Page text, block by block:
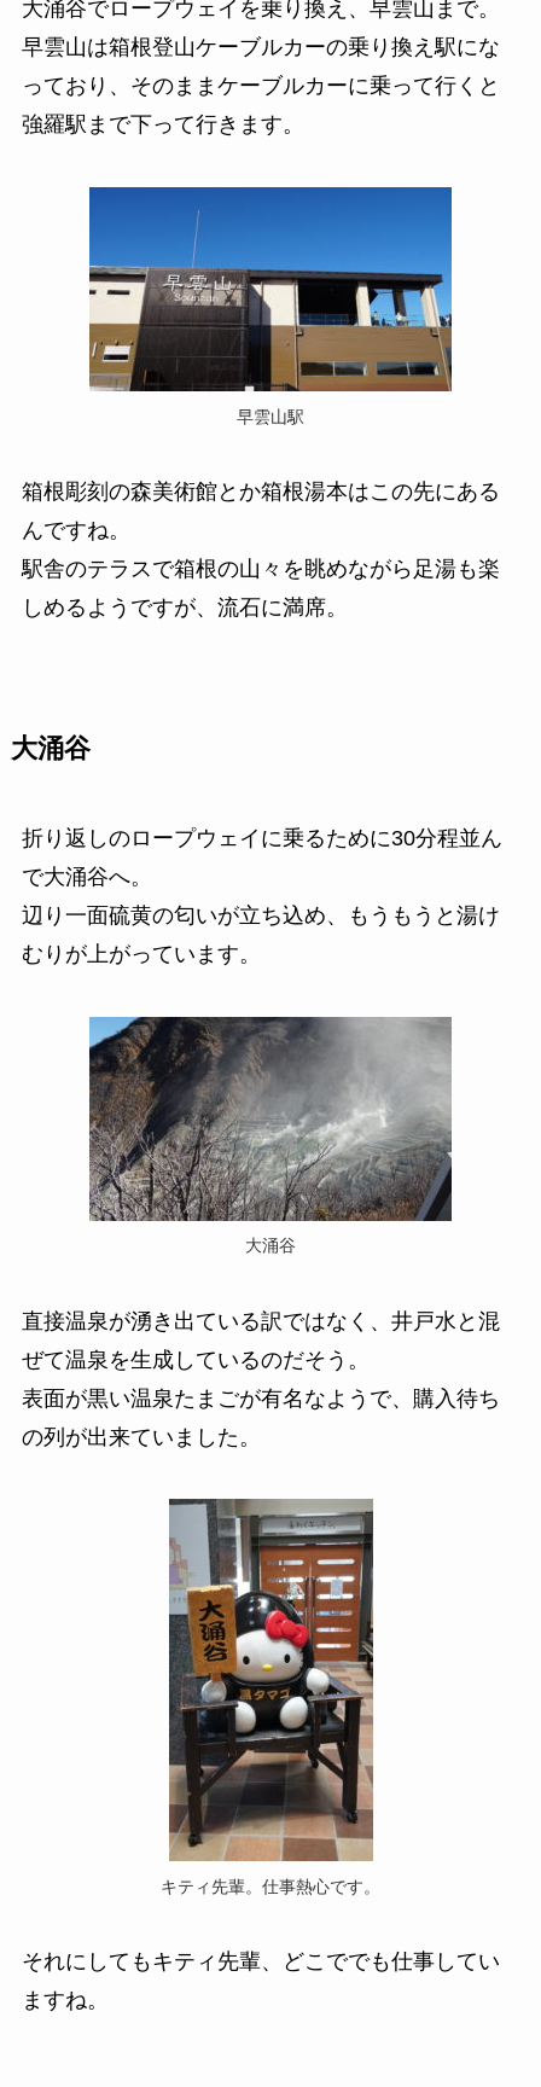
大涌谷でロープウェイを乗り換え、早雲山まで。
早雲山は箱根登山ケーブルカーの乗り換え駅にな
っており、そのままケーブルカーに乗って行くと
強羅駅まで下って行きます。
早雲山駅
箱根彫刻の森美術館とか箱根湯本はこの先にある
んですね。
駅舎のテラスで箱根の山々を眺めながら足湯も楽
しめるようですが、流石に満席。
大涌谷
折り返しのロープウェイに乗るために30分程並ん
で大涌谷へ。
辺り一面硫黄の匂いが立ち込め、もうもうと湯け
むりが上がっています。
大涌谷
直接温泉が湧き出ている訳ではなく、井戸水と混
ぜて温泉を生成しているのだそう。
表面が黒い温泉たまごが有名なようで、購入待ち
の列が出来ていました。
キティ先輩。仕事熱心です。
それにしてもキティ先輩、どこででも仕事してい
ますね。